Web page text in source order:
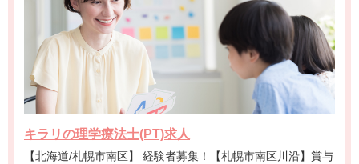
キラリの理学療法士(PT)求人
【北海道/札幌市南区】 経験者募集！【札幌市南区川沿】賞与